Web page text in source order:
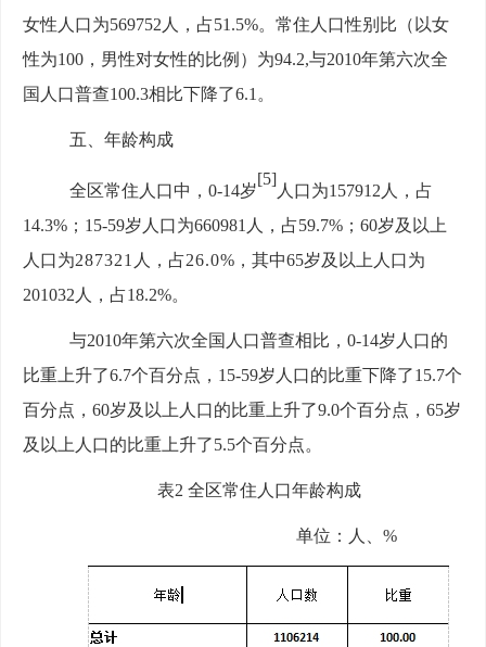
女性人口为569752 人，占51.5%。常住人口性别比（以女
性为100，男性对女性的比例）为94.2,与2010年第六次全
国人口普查100.3相比下降了6.1。
五、年龄构成
全区常住人口中， 0-14岁
[5]
人口为157912 人，占
14.3% ； 15-59岁人口为660981 人，占59.7%；60岁及以上
人口为287321 人，占26.0% ，其中65岁及以上人口为
201032 人，占18.2%。
与2010年第六次全国人口普查相比，0-14岁人口的
比重上升了6.7个百分点，15-59岁人口的比重下降了15.7个
百分点，60岁及以上人口的比重上升了9.0个百分点，65岁
及以上人口的比重上升了5.5个百分点。
表2 全区常住人口年龄构成
单位：人、 %